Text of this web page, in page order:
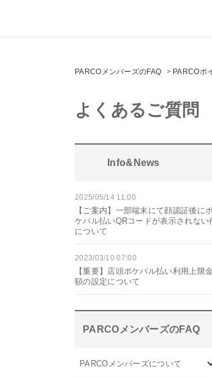
PARCOメンバーズのFAQ > PARCOポ
よくあるご質問
Info&News
2025/05/14 11:00
【ご案内】一部端末にて顔認証後にポ
ケパル払いQRコードが表示されない
について
2023/03/10 07:00
【重要】店頭ポケパル払い利用上限金
額の設定について
PARCOメンバーズのFAQ
PARCOメンバーズについて